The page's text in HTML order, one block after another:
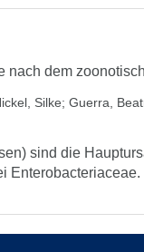
nach dem
Silke; Guerra,
sind die